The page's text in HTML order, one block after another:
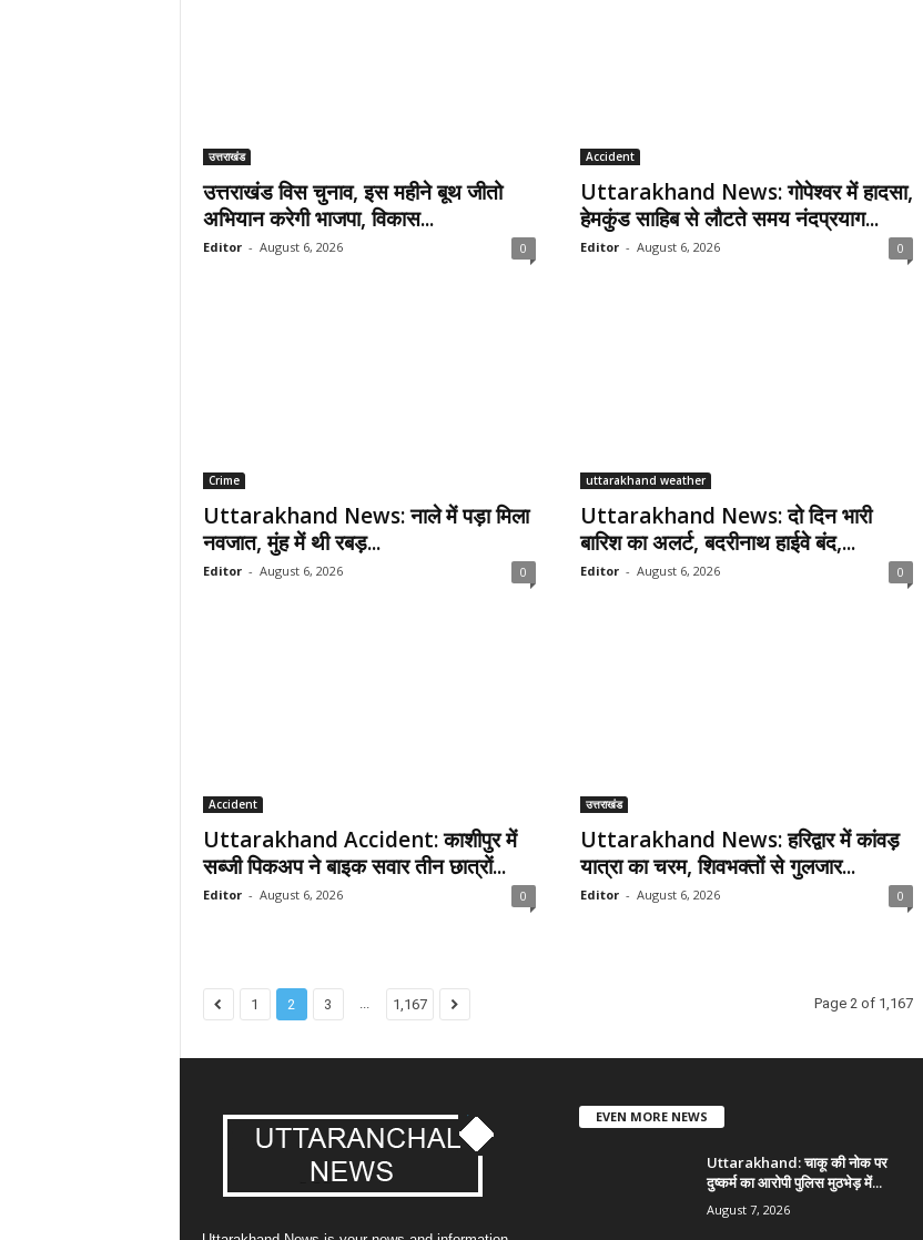
उत्तराखंड
उत्तराखंड विस चुनाव, इस महीने बूथ जीतो
अभियान करेगी भाजपा, विकास...
Editor - August 6, 2026 0
Accident
Uttarakhand News: गोपेश्वर में हादसा,
हेमकुंड साहिब से लौटते समय नंदप्रयाग...
Editor - August 6, 2026 0
Crime
Uttarakhand News: नाले में पड़ा मिला
नवजात, मुंह में थी रबड़...
Editor - August 6, 2026 0
uttarakhand weather
Uttarakhand News: दो दिन भारी
बारिश का अलर्ट, बदरीनाथ हाईवे बंद,...
Editor - August 6, 2026 0
Accident
Uttarakhand Accident: काशीपुर में
सब्जी पिकअप ने बाइक सवार तीन छात्रों...
Editor - August 6, 2026 0
उत्तराखंड
Uttarakhand News: हरिद्वार में कांवड़
यात्रा का चरम, शिवभक्तों से गुलजार...
Editor - August 6, 2026 0
1 2 3 ... 1,167 Page 2 of 1,167
EVEN MORE NEWS
Uttarakhand: चाकू की नोक पर
दुष्कर्म का आरोपी पुलिस मुठभेड़ में...
August 7, 2026